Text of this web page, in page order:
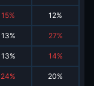
15% 12%
13% 27%
13% 14%
24% 20%